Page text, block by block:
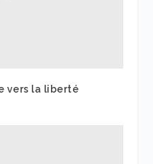
vers la liberté